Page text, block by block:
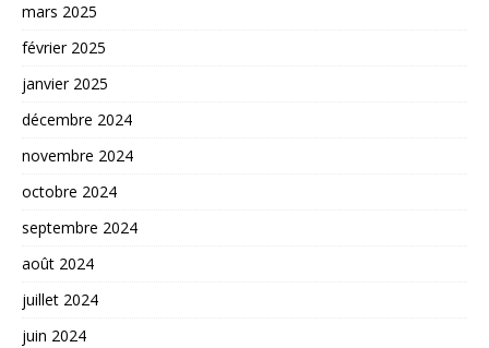
mars 2025
février 2025
janvier 2025
décembre 2024
novembre 2024
octobre 2024
septembre 2024
août 2024
juillet 2024
juin 2024